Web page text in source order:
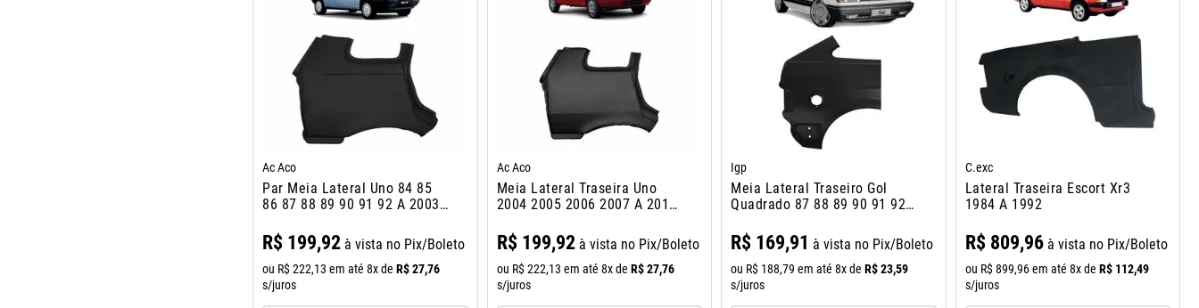
Ac Aco
Par Meia Lateral Uno 84 85
86 87 88 89 90 91 92 A 2003
R$ 199,92 à vista no Pix/Boleto
ou R$ 222,13 em até 8x de R$ 27,76
s/juros
Ac Aco
Meia Lateral Traseira Uno
2004 2005 2006 2007 A 2010
R$ 199,92à vista no Pix/Boleto
ou R$ 222,13 em até 8x de R$ 27,76
s/juros
Igp
Meia Lateral Traseiro Gol
Quadrado 87 88 89 90 91 92
R$ 169,91 à vista no Pix/Boleto
ou R$ 188,79 em até 8x de R$23,59
s/juros
C.exc
Lateral Traseira Escort Xr3
1984 A 1992
R$ 809,96à vista no Pix/Boleto
ou R$ 899,96 em até 8x de R$ 112,49
s/juros